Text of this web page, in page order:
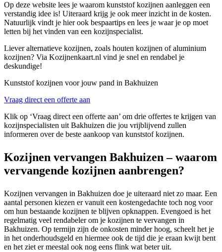
Op deze website lees je waarom kunststof kozijnen aanleggen een
verstandig idee is! Uiteraard krijg je ook meer inzicht in de kosten.
Natuurlijk vindt je hier ook bespaartips en lees je waar je op moet
letten bij het vinden van een kozijnspecialist.
Liever alternatieve kozijnen, zoals houten kozijnen of aluminium
kozijnen? Via Kozijnenkaart.nl vind je snel en rendabel je
deskundige!
Kunststof kozijnen voor jouw pand in Bakhuizen
Vraag direct een offerte aan
Klik op ‘Vraag direct een offerte aan’ om drie offertes te krijgen van
kozijnspecialisten uit Bakhuizen die jou vrijblijvend zullen
informeren over de beste aankoop van kunststof kozijnen.
Kozijnen vervangen Bakhuizen – waarom
vervangende kozijnen aanbrengen?
Kozijnen vervangen in Bakhuizen doe je uiteraard niet zo maar. Een
aantal personen kiezen er vanuit een kostengedachte toch nog voor
om hun bestaande kozijnen te blijven opknappen. Evengoed is het
regelmatig veel rendabeler om je kozijnen te vervangen in
Bakhuizen. Op termijn zijn de onkosten minder hoog, scheelt het je
in het onderhoudsgeld en hiermee ook de tijd die je eraan kwijt bent
en het ziet er meestal ook nog eens flink wat beter uit.